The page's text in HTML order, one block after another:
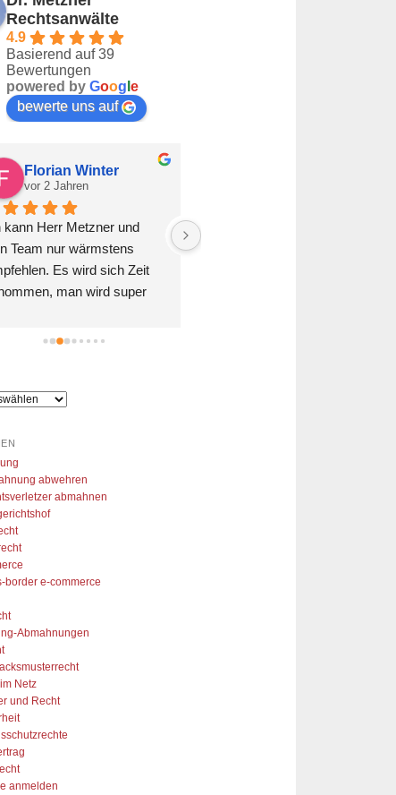
Rechtsanwälte
4.9
Basierend auf 39
Bewertungen
powered by Goog e
bewerte uns auf
Florian Winter
vor 2 Jahren
kann Herr Metzner und
Team nur wärmstens
Es wird sich Zeit
man wird super
gegeben meine
So konnte ich mir aus
Arbeitslosigkeit eine
Dank!
abwehren
abmahnen
border e-commerce
Abmahnungen
Netz
und Recht
anmelden